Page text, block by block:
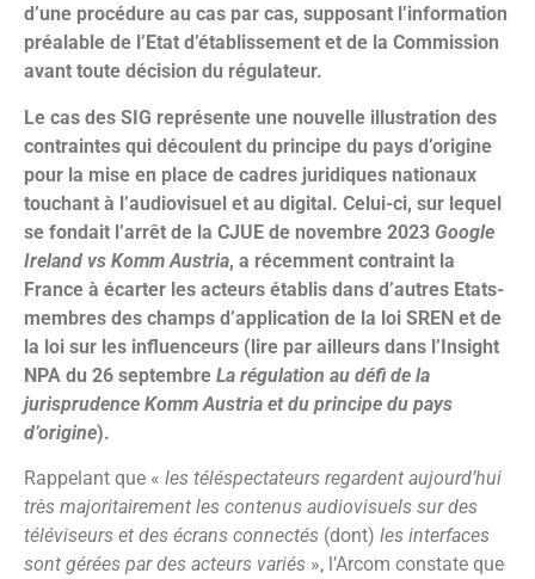
d’une procédure au cas par cas, supposant l’information
préalable de l’Etat d’établissement et de la Commission
avant toute décision du régulateur.
Le cas des SIG représente une nouvelle illustration des
contraintes qui découlent du principe du pays d’origine
pour la mise en place de cadres juridiques nationaux
touchant à l’audiovisuel et au digital. Celui-ci, sur lequel
se fondait l’arrêt de la CJUE de novembre 2023 Google
Ireland vs Komm Austria, a récemment contraint la
France à écarter les acteurs établis dans d’autres Etats-
membres des champs d’application de la loi SREN et de
la loi sur les influenceurs (lire par ailleurs dans l’Insight
NPA du 26 septembre La régulation au défi de la
jurisprudence Komm Austria et du principe du pays
d’origine).
Rappelant que « les téléspectateurs regardent aujourd’hui
très majoritairement les contenus audiovisuels sur des
téléviseurs et des écrans connectés (dont) les interfaces
sont gérées par des acteurs variés », l’Arcom constate que